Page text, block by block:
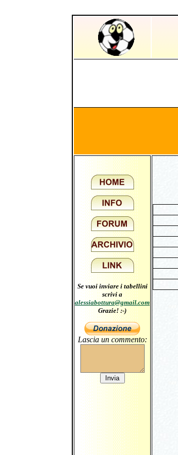
Se vuoi inviare i tabellini
scrivi a
alessiabottura@gmail.com
Grazie! :-)
Lascia un commento: